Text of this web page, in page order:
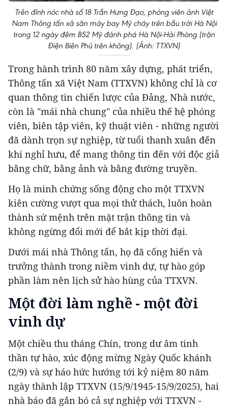
Trên đỉnh nóc nhà số 18 Trần Hưng Đạo, phóng viên ảnh Việt
Nam Thông tấn xã săn máy bay Mỹ cháy trên bầu trời Hà Nội
trong 12 ngày đêm B52 Mỹ đánh phá Hà Nội-Hải Phòng (trận
Điện Biên Phủ trên không). (Ảnh: TTXVN)
Trong hành trình 80 năm xây dựng, phát triển,
Thông tấn xã Việt Nam (TTXVN) không chỉ là cơ
quan thông tin chiến lược của Đảng, Nhà nước,
còn là "mái nhà chung" của nhiều thế hệ phóng
viên, biên tập viên, kỹ thuật viên - những người
đã dành trọn sự nghiệp, từ tuổi thanh xuân đến
khi nghỉ hưu, để mang thông tin đến với độc giả
bằng chữ, bằng ảnh và bằng đường truyền.
Họ là minh chứng sống động cho một TTXVN
kiên cường vượt qua mọi thử thách, luôn hoàn
thành sứ mệnh trên mặt trận thông tin và
không ngừng đổi mới để bắt kịp thời đại.
Dưới mái nhà Thông tấn, họ đã cống hiến và
trưởng thành trong niềm vinh dự, tự hào góp
phần làm nên lịch sử hào hùng của TTXVN.
Một đời làm nghề - một đời
vinh dự
Một chiều thu tháng Chín, trong dư âm tinh
thần tự hào, xúc động mừng Ngày Quốc khánh
(2/9) và sự háo hức hướng tới kỷ niệm 80 năm
ngày thành lập TTXVN (15/9/1945-15/9/2025), hai
nhà báo đã gắn bó cả sự nghiệp với TTXVN -